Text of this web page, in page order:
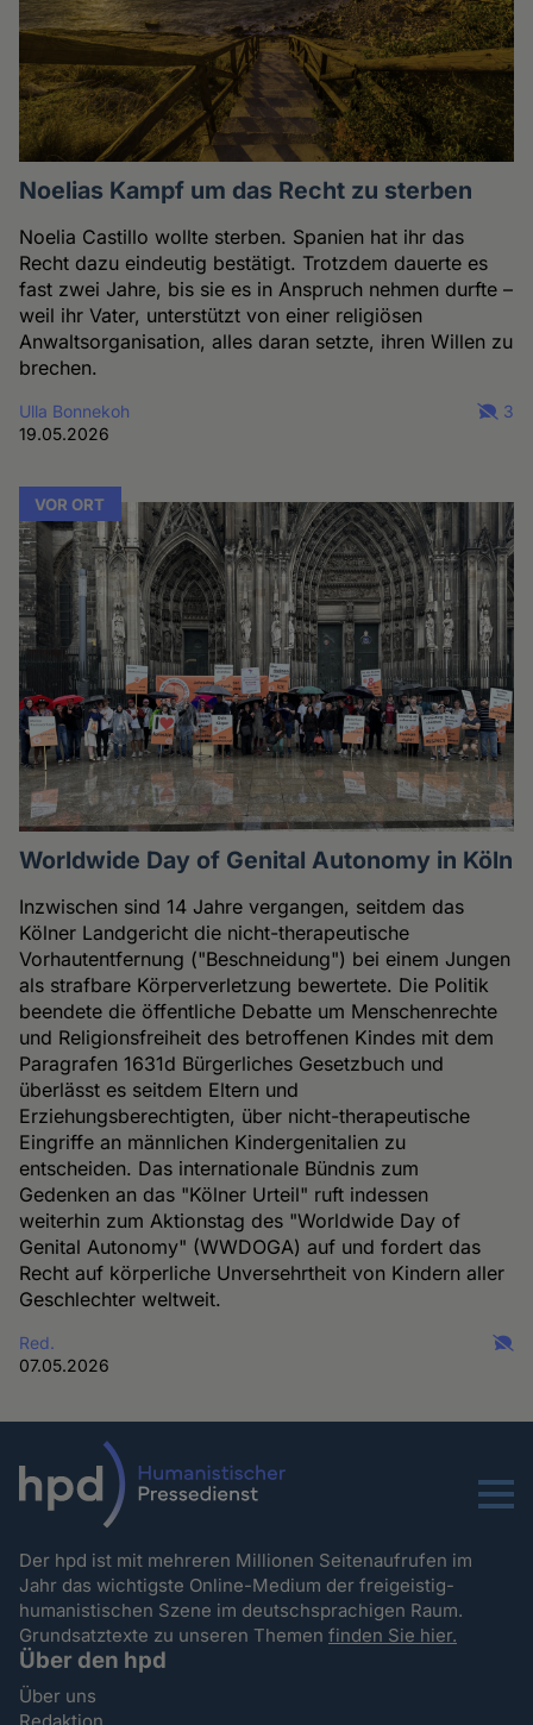
Noelias Kampf um das Recht zu sterben
Noelia Castillo wollte sterben. Spanien hat ihr das
Recht dazu eindeutig bestätigt. Trotzdem dauerte es
fast zwei Jahre, bis sie es in Anspruch nehmen durfte –
weil ihr Vater, unterstützt von einer religiösen
Anwaltsorganisation, alles daran setzte, ihren Willen zu
brechen.
Ulla Bonnekoh
19.05.2026
3
VOR ORT
Worldwide Day of Genital Autonomy in Köln
Inzwischen sind 14 Jahre vergangen, seitdem das
Kölner Landgericht die nicht-therapeutische
Vorhautentfernung ("Beschneidung") bei einem Jungen
als strafbare Körperverletzung bewertete. Die Politik
beendete die öffentliche Debatte um Menschenrechte
und Religionsfreiheit des betroffenen Kindes mit dem
Paragrafen 1631d Bürgerliches Gesetzbuch und
überlässt es seitdem Eltern und
Erziehungsberechtigten, über nicht-therapeutische
Eingriffe an männlichen Kindergenitalien zu
entscheiden. Das internationale Bündnis zum
Gedenken an das "Kölner Urteil" ruft indessen
weiterhin zum Aktionstag des "Worldwide Day of
Genital Autonomy" (WWDOGA) auf und fordert das
Recht auf körperliche Unversehrtheit von Kindern aller
Geschlechter weltweit.
Red.
07.05.2026
Menu
Der hpd ist mit mehreren Millionen Seitenaufrufen im
Jahr das wichtigste Online-Medium der freigeistig-
humanistischen Szene im deutschsprachigen Raum.
Grundsatztexte zu unseren Themenfinden Sie hier.
Über den hpd
Über uns